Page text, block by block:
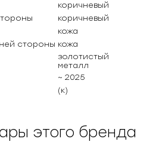
коричневый
коричневый
кожа
стороны кожа
золотистый
металл
~ 2025
(к)
этого бренда